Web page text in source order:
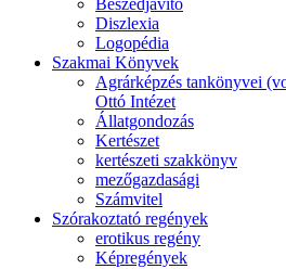
Beszédjavító
Diszlexia
Logopédia
Szakmai Könyvek
Agrárképzés tankönyvei
Ottó Intézet
Állatgondozás
Kertészet
kertészeti szakkönyv
mezőgazdasági
Számvitel
Szórakoztató regények
erotikus regény
Képregények